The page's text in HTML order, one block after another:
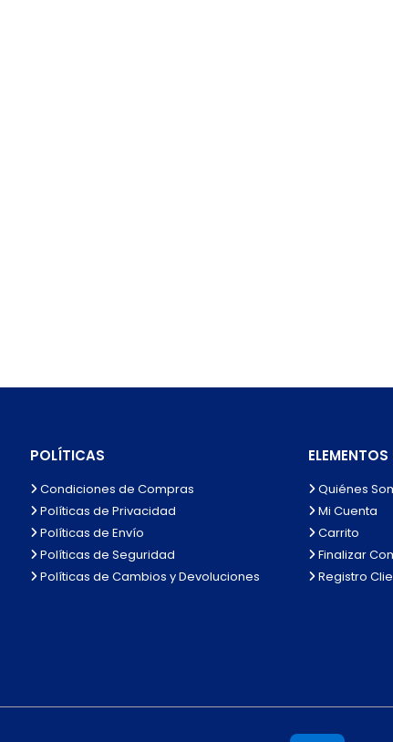
POLÍTICAS
Condiciones de Compras
Políticas de Privacidad
Políticas de Envío
Políticas de Seguridad
Políticas de Cambios y Devoluciones
ELEMENTOS
Quiénes
Mi Cuenta
Carrito
Finalizar
Registro